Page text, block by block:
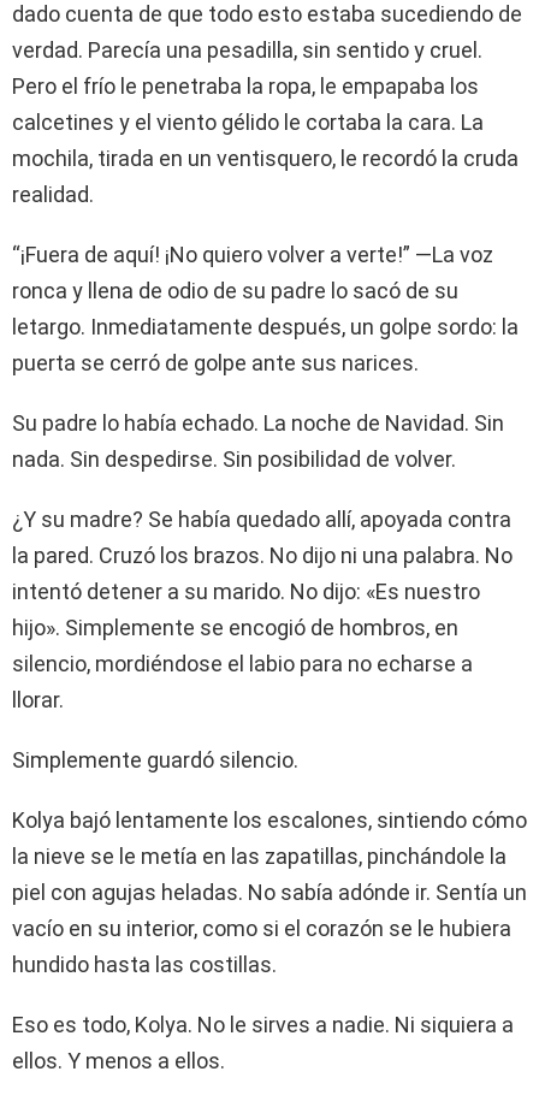
dado cuenta de que todo esto estaba sucediendo de
verdad. Parecía una pesadilla, sin sentido y cruel.
Pero el frío le penetraba la ropa, le empapaba los
calcetines y el viento gélido le cortaba la cara. La
mochila, tirada en un ventisquero, le recordó la cruda
realidad.
“¡Fuera de aquí! ¡No quiero volver a verte!” —La voz
ronca y llena de odio de su padre lo sacó de su
letargo. Inmediatamente después, un golpe sordo: la
puerta se cerró de golpe ante sus narices.
Su padre lo había echado. La noche de Navidad. Sin
nada. Sin despedirse. Sin posibilidad de volver.
¿Y su madre? Se había quedado allí, apoyada contra
la pared. Cruzó los brazos. No dijo ni una palabra. No
intentó detener a su marido. No dijo: «Es nuestro
hijo». Simplemente se encogió de hombros, en
silencio, mordiéndose el labio para no echarse a
llorar.
Simplemente guardó silencio.
Kolya bajó lentamente los escalones, sintiendo cómo
la nieve se le metía en las zapatillas, pinchándole la
piel con agujas heladas. No sabía adónde ir. Sentía un
vacío en su interior, como si el corazón se le hubiera
hundido hasta las costillas.
Eso es todo, Kolya. No le sirves a nadie. Ni siquiera a
ellos. Y menos a ellos.